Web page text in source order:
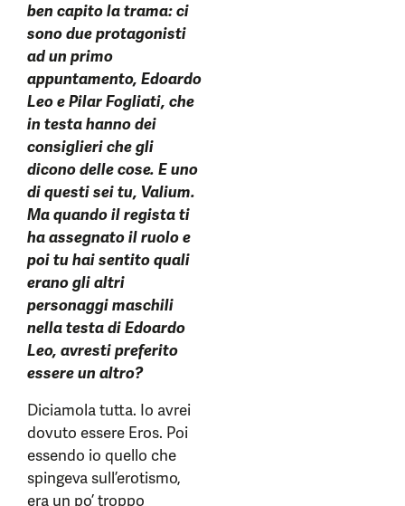
ben capito la trama: ci
sono due protagonisti
ad un primo
appuntamento, Edoardo
Leo e Pilar Fogliati, che
in testa hanno dei
consiglieri che gli
dicono delle cose. E uno
di questi sei tu, Valium.
Ma quando il regista ti
ha assegnato il ruolo e
poi tu hai sentito quali
erano gli altri
personaggi maschili
nella testa di Edoardo
Leo, avresti preferito
essere un altro?
Diciamola tutta. Io avrei
dovuto essere Eros. Poi
essendo io quello che
spingeva sull’erotismo,
era un po’ troppo